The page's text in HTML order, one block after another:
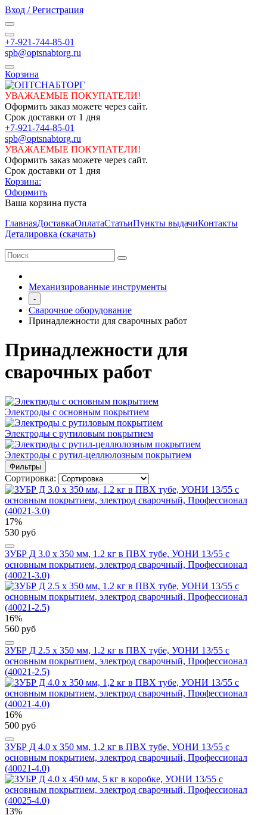
Вход / Регистрация
+7-921-744-85-01
spb@optsnabtorg.ru
Корзина
УВАЖАЕМЫЕ ПОКУПАТЕЛИ!
Оформить заказ можете через сайт.
Срок доставки от 1 дня
+7-921-744-85-01
spb@optsnabtorg.ru
УВАЖАЕМЫЕ ПОКУПАТЕЛИ!
Оформить заказ можете через сайт.
Срок доставки от 1 дня
Корзина:
Оформить
Ваша корзина пуста
ГлавнаяДоставкаОплатаСтатьиПункты выдачиКонтакты
Деталировка (скачать)
Механизированные инструменты
-
Сварочное оборудование
Принадлежности для сварочных работ
Принадлежности для
сварочных работ
Электроды с основным покрытием
Электроды с рутиловым покрытием
Электроды с рутил-целлюлозным покрытием
Фильтры
Сортировка:
17%
530 руб
ЗУБР Д 3.0 х 350 мм, 1.2 кг в ПВХ тубе, УОНИ 13/55 с
основным покрытием, электрод сварочный, Профессионал
(40021-3.0)
16%
560 руб
ЗУБР Д 2.5 х 350 мм, 1.2 кг в ПВХ тубе, УОНИ 13/55 с
основным покрытием, электрод сварочный, Профессионал
(40021-2.5)
16%
500 руб
ЗУБР Д 4.0 х 350 мм, 1,2 кг в ПВХ тубе, УОНИ 13/55 с
основным покрытием, электрод сварочный, Профессионал
(40021-4.0)
13%